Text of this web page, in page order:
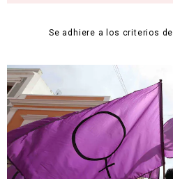
Se adhiere a los criterios de